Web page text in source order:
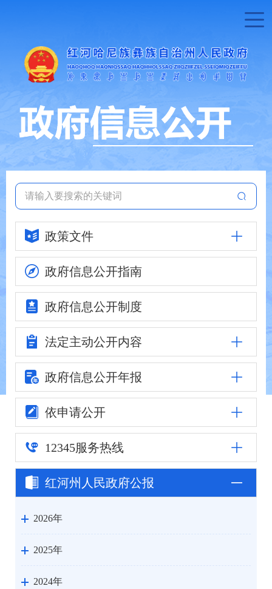
政策文件
政府信息公开指南
政府信息公开制度
法定主动公开内容
政府信息公开年报
依申请公开
12345服务热线
红河州人民政府公报
2026年
2025年
2024年